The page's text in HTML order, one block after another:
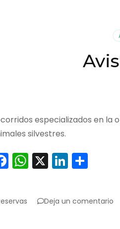
especializados en la
silvestres.
Facebook
WhatsApp
X LinkedIn
Deja un comentario